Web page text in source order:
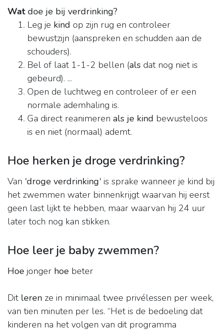
Wat doe je bij verdrinking?
Leg je kind op zijn rug en controleer
bewustzijn (aanspreken en schudden aan de
schouders).
Bel of laat 1-1-2 bellen (als dat nog niet is
gebeurd). ...
Open de luchtweg en controleer of er een
normale ademhaling is.
Ga direct reanimeren als je kind bewusteloos
is en niet (normaal) ademt.
Hoe herken je droge verdrinking?
Van 'droge verdrinking' is sprake wanneer je kind bij
het zwemmen water binnenkrijgt waarvan hij eerst
geen last lijkt te hebben, maar waarvan hij 24 uur
later toch nog kan stikken.
Hoe leer je baby zwemmen?
Hoe jonger hoe beter
Dit leren ze in minimaal twee privélessen per week,
van tien minuten per les. “Het is de bedoeling dat
kinderen na het volgen van dit programma